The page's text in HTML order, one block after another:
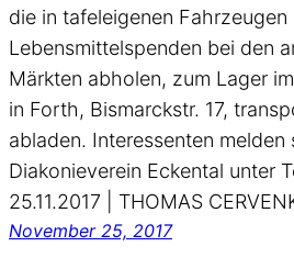
die in tafeleigenen Fahrzeugen
Lebensmittelspenden bei den
Märkten abholen, zum Lager
in Forth, Bismarckstr. 17,
abladen. Interessenten
Diakonieverein Eckental unter
25.11.2017 | THOMAS
November 25, 2017